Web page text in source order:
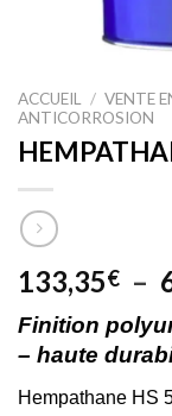
ACCUEIL / VENTE
ANTICORROSION
133,35€ –
Finition
– haute
Hempathane HS